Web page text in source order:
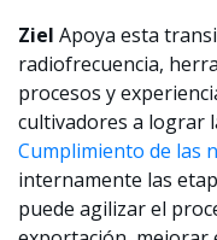
Ziel Apoya esta
radiofrecuencia,
procesos y
cultivadores a lograr
Cumplimiento de las
internamente las
puede agilizar el